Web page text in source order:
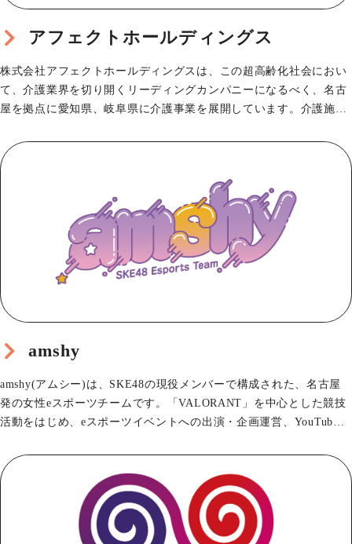
アフェクトホールディングス
株式会社アフェクトホールディングスは、この超高齢化社会におい
て、介護業界を切り開くリーディングカンパニーになるべく、名古
屋を拠点に愛知県、岐阜県に介護事業を展開しています。介護施設
amshy
amshy(アムシー)は、SKE48の現役メンバーで構成された、名古屋
発の女性eスポーツチームです。「VALORANT」を中心とした競技
活動をはじめ、eスポーツイベントへの出演・企画運営、YouTub…